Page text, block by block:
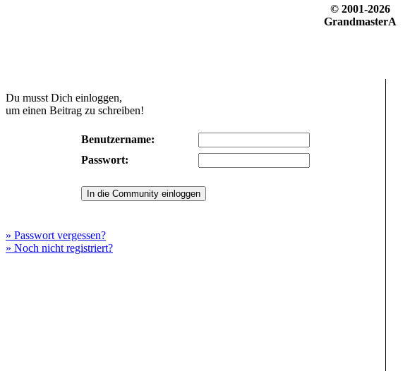
© 2001-2026
GrandmasterA
Du musst Dich einloggen,
um einen Beitrag zu schreiben!
Benutzername:
Passwort:
» Passwort vergessen?
» Noch nicht registriert?